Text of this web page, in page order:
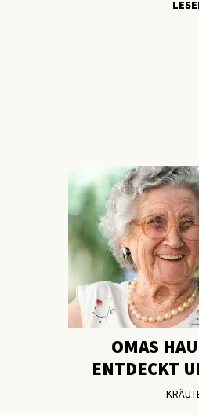
OMAS
ENTDECKT